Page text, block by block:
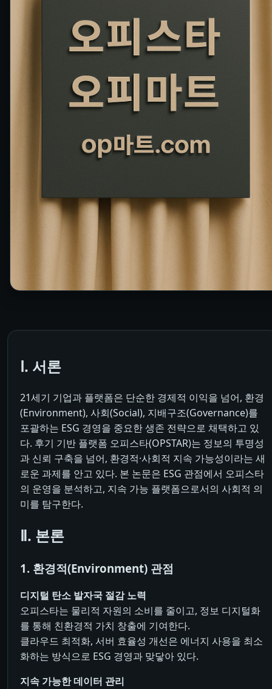
Ⅰ. 서론
21세기 기업과 플랫폼은 단순한 경제적 이익을 넘어, 환경
(Environment), 사회(Social), 지배구조(Governance)를
포괄하는 ESG 경영을 중요한 생존 전략으로 채택하고 있
다. 후기 기반 플랫폼 오피스타(OPSTAR)는 정보의 투명성
과 신뢰 구축을 넘어, 환경적·사회적 지속 가능성이라는 새
로운 과제를 안고 있다. 본 논문은 ESG 관점에서 오피스타
의 운영을 분석하고, 지속 가능 플랫폼으로서의 사회적 의
미를 탐구한다.
Ⅱ. 본론
1. 환경적(Environment) 관점
디지털 탄소 발자국 절감 노력
오피스타는 물리적 자원의 소비를 줄이고, 정보 디지털화
를 통해 친환경적 가치 창출에 기여한다.
클라우드 최적화, 서버 효율성 개선은 에너지 사용을 최소
화하는 방식으로 ESG 경영과 맞닿아 있다.
지속 가능한 데이터 관리